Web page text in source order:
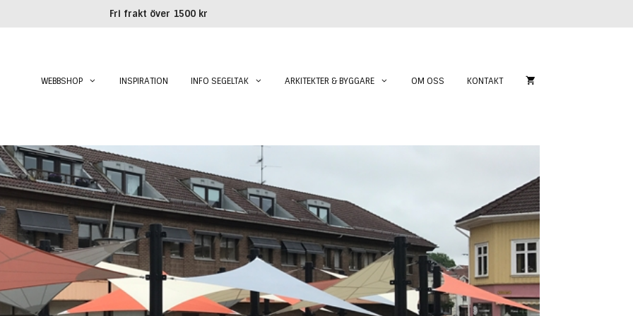
Fri frakt över 1500 kr
WEBBSHOP INSPIRATION INFO SEGELTAK ARKITEKTER & BYGGARE OM OSS KONTAKT